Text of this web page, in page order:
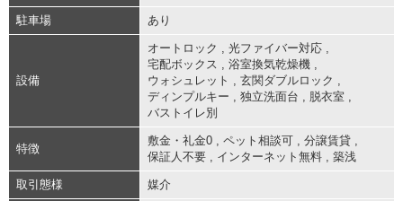
駐車場 あり
設備
オートロック , 光ファイバー対応 ,
宅配ボックス , 浴室換気乾燥機 ,
ウォシュレット , 玄関ダブルロック ,
ディンプルキー , 独立洗面台 , 脱衣室 ,
バストイレ別
特徴
敷金・礼金0 , ペット相談可 , 分譲賃貸 ,
保証人不要 , インターネット無料 , 築浅
取引態様 媒介